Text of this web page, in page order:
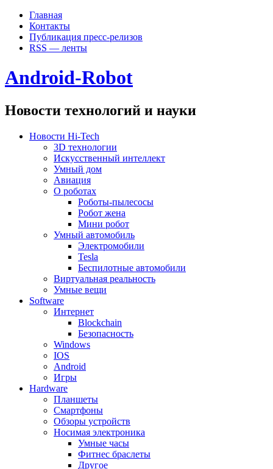
Главная
Контакты
Публикация пресс-релизов
RSS — ленты
Android-Robot
Новости технологий и науки
Новости Hi-Tech
3D технологии
Искусственный интеллект
Умный дом
Авиация
О роботах
Роботы-пылесосы
Робот жена
Мини робот
Умный автомобиль
Электромобили
Tesla
Беспилотные автомобили
Виртуальная реальность
Умные вещи
Software
Интернет
Blockchain
Безопасность
Windows
IOS
Android
Игры
Hardware
Планшеты
Смартфоны
Обзоры устройств
Носимая электроника
Умные часы
Фитнес браслеты
Другое